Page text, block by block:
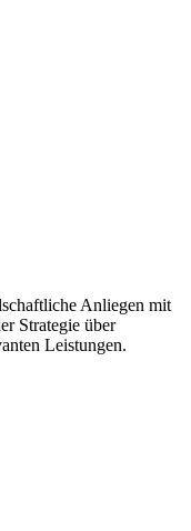
Anliegen mit
Strategie über
Leistungen.